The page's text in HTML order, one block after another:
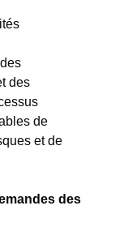
des
des
de
et de
des